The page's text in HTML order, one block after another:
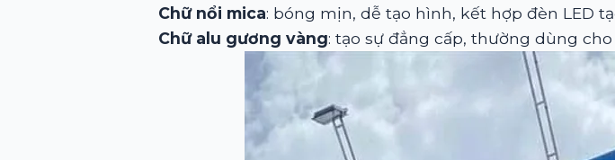
Chữ nổi mica: bóng mịn, dễ tạo hình, kết hợp đèn LED
Chữ alu gương vàng: tạo sự đẳng cấp, thường dùng